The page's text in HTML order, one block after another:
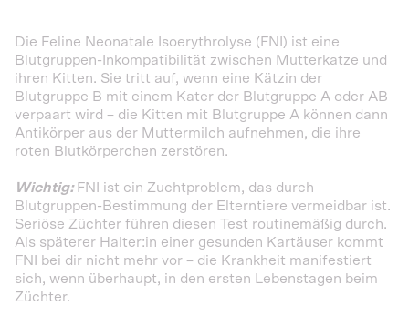
Die Feline Neonatale Isoerythrolyse (FNI) ist eine
Blutgruppen-Inkompatibilität zwischen Mutterkatze und
ihren Kitten. Sie tritt auf, wenn eine Kätzin der
Blutgruppe B mit einem Kater der Blutgruppe A oder AB
verpaart wird – die Kitten mit Blutgruppe A können dann
Antikörper aus der Muttermilch aufnehmen, die ihre
roten Blutkörperchen zerstören.
Wichtig: FNI ist ein Zuchtproblem, das durch
Blutgruppen-Bestimmung der Elterntiere vermeidbar ist.
Seriöse Züchter führen diesen Test routinemäßig durch.
Als späterer Halter:in einer gesunden Kartäuser kommt
FNI bei dir nicht mehr vor – die Krankheit manifestiert
sich, wenn überhaupt, in den ersten Lebenstagen beim
Züchter.